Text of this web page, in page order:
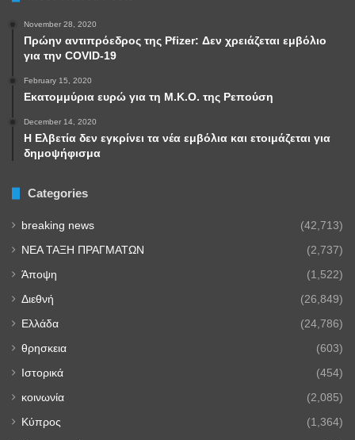
November 28, 2020
Πρώην αντιπρόεδρος της Pfizer: Δεν χρειάζεται εμβόλιο
για την COVID-19
February 15, 2020
Εκατομμύρια ευρώ για τη Μ.Κ.Ο. της Ρεπούση
December 14, 2020
Η Ελβετία δεν εγκρίνει τα νέα εμβόλια και ετοιμάζεται για
δημοψήφισμα
Categories
breaking news (42,713)
NEA TAΞΗ ΠΡΑΓΜΑΤΩΝ (2,737)
Άποψη (1,522)
Διεθνή (26,849)
Ελλάδα (24,786)
θρησκεια (603)
Ιστορικά (454)
κοινωνία (2,085)
Κύπρος (1,364)